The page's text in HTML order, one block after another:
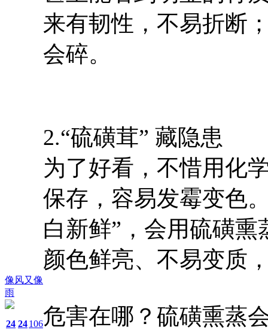
像风又像
雨
24 24106
来有韧性，不易折断
会碎。
2.“硫磺茸” 藏隐患
为了好看，不惜用化
保存，容易发霉变色
白新鲜”，会用硫磺
颜色鲜亮、不易变质
危害在哪？硫磺熏蒸